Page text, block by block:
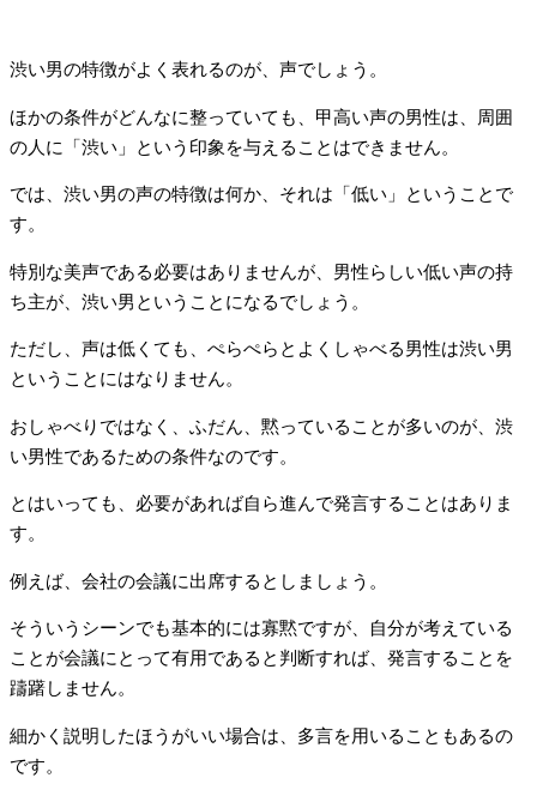
渋い男の特徴がよく表れるのが、声でしょう。
ほかの条件がどんなに整っていても、甲高い声の男性は、周囲
の人に「渋い」という印象を与えることはできません。
では、渋い男の声の特徴は何か、それは「低い」ということで
す。
特別な美声である必要はありませんが、男性らしい低い声の持
ち主が、渋い男ということになるでしょう。
ただし、声は低くても、ぺらぺらとよくしゃべる男性は渋い男
ということにはなりません。
おしゃべりではなく、ふだん、黙っていることが多いのが、渋
い男性であるための条件なのです。
とはいっても、必要があれば自ら進んで発言することはありま
す。
例えば、会社の会議に出席するとしましょう。
そういうシーンでも基本的には寡黙ですが、自分が考えている
ことが会議にとって有用であると判断すれば、発言することを
躊躇しません。
細かく説明したほうがいい場合は、多言を用いることもあるの
です。